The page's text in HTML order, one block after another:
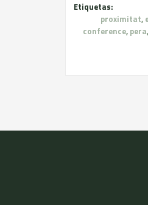
Etiquetas:
proximitat,
conference, pera,